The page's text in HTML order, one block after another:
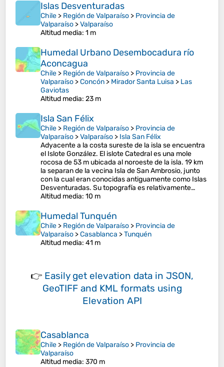
Islas Desventuradas
Chile > Región de Valparaíso > Provincia de
Valparaíso >Valparaíso
Altitud media: 1 m
Humedal Urbano Desembocadura río
Aconcagua
Chile > Región de Valparaíso > Provincia de
Valparaíso >Concón > Mirador Santa Luisa > Las
Gaviotas
Altitud media: 23 m
Isla San Félix
Chile > Región de Valparaíso > Provincia de
Valparaíso >Valparaíso > Isla San Félix
Adyacente a la costa sureste de la isla se encuentra
el Islote González. El islote Catedral es una mole
rocosa de 53 m ubicada al noroeste de la isla. 19 km
la separan de la vecina Isla de San Ambrosio, junto
con la cual eran conocidas antiguamente como Islas
Desventuradas. Su topografía es relativamente…
Altitud media: 10 m
Humedal Tunquén
Chile > Región de Valparaíso > Provincia de
Valparaíso >Casablanca >Tunquén
Altitud media: 41 m
👉 Easily get elevation data in JSON,
GeoTIFF and KML formats using
Elevation API
Casablanca
Chile > Región de Valparaíso > Provincia de
Valparaíso
Altitud media: 370 m